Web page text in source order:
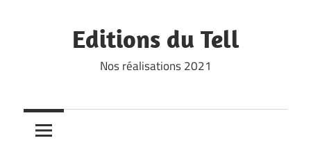
Editions du Tell
Nos réalisations 2021